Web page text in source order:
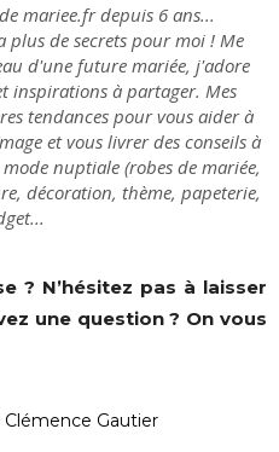
mariee.fr depuis 6 ans...
de secrets pour moi ! Me
d'une future mariée, j'adore
inspirations à partager. Mes
tendances pour vous aider à
et vous livrer des conseils à
nuptiale (robes de mariée,
décoration, thème, papeterie,
? N’hésitez pas à laisser
une question ? On vous
Clémence Gautier